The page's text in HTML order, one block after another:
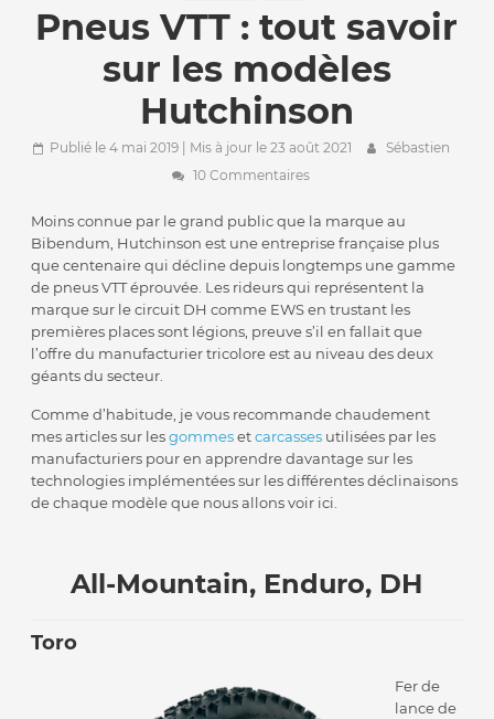
Pneus VTT : tout savoir
sur les modèles
Hutchinson
Publié le 4 mai 2019| Mis à jour le 23 août 2021
Sébastien
10 Commentaires
Moins connue par le grand public que la marque au
Bibendum, Hutchinson est une entreprise française plus
que centenaire qui décline depuis longtemps une gamme
de pneus VTT éprouvée. Les rideurs qui représentent la
marque sur le circuit DH comme EWS en trustant les
premières places sont légions, preuve s’il en fallait que
l’offre du manufacturier tricolore est au niveau des deux
géants du secteur.
Comme d’habitude, je vous recommande chaudement
mes articles sur lesgommesetcarcasses utilisées par les
manufacturiers pour en apprendre davantage sur les
technologies implémentées sur les différentes déclinaisons
de chaque modèle que nous allons voir ici.
All-Mountain, Enduro, DH
Toro
Fer de
lance de